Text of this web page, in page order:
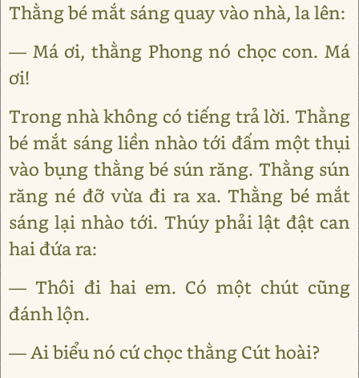
Thằng bé mắt sáng quay vào nhà, la lên:
— Má ơi, thằng Phong nó chọc con. Má
ơi!
Trong nhà không có tiếng trả lời. Thằng
bé mắt sáng liền nhào tới đấm một thụi
vào bụng thằng bé sún răng. Thằng sún
răng né đỡ vừa đi ra xa. Thằng bé mắt
sáng lại nhào tới. Thúy phải lật đật can
hai đứa ra:
— Thôi đi hai em. Có một chút cũng
đánh lộn.
— Ai biểu nó cứ chọc thằng Cút hoài?